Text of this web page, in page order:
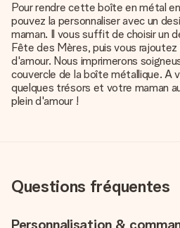
Pour rendre cette boîte en métal
pouvez la personnaliser avec un
maman. Il vous suffit de choisir un
Fête des Mères, puis vous
d'amour. Nous imprimerons
couvercle de la boîte métallique. A
quelques trésors et votre maman
plein d'amour !
Questions fréquentes
Personnalisation &